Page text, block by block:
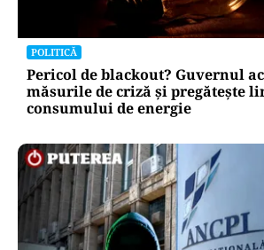
POLITICĂ
Pericol de blackout? Guvernul
măsurile de criză și pregătește
consumului de energie